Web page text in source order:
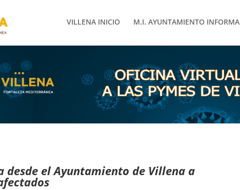
VILLENA INICIO M.I. AYUNTAMIENTO INFORMA
desde el Ayuntamiento de Villena a